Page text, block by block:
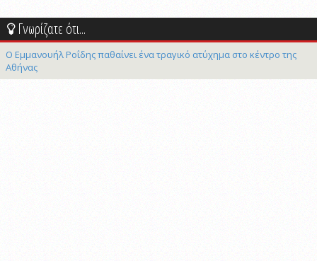
Γνωρίζατε ότι...
Ο Εμμανουήλ Ροΐδης παθαίνει ένα τραγικό ατύχημα στο κέντρο της
Αθήνας